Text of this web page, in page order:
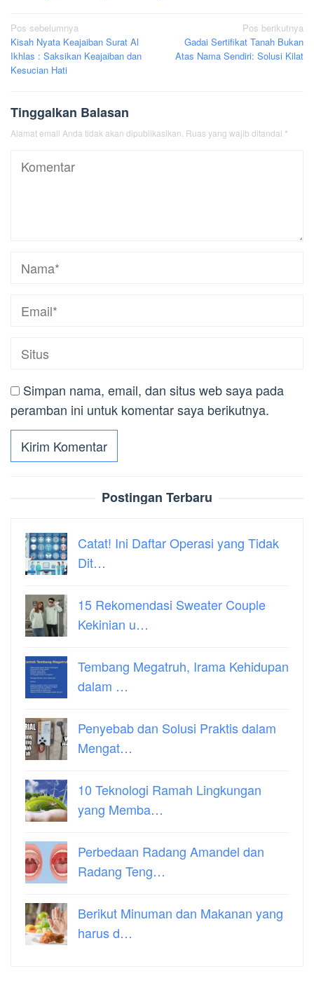
Navigasi
pos
Pos sebelumnya
Kisah Nyata Keajaiban Surat Al
Ikhlas : Saksikan Keajaiban dan
Kesucian Hati
Pos berikutnya
Gadai Sertifikat Tanah Bukan
Atas Nama Sendiri: Solusi Kilat
Tinggalkan Balasan
Alamat email Anda tidak akan dipublikasikan. Ruas yang wajib ditandai *
Simpan nama, email, dan situs web saya pada
peramban ini untuk komentar saya berikutnya.
Postingan Terbaru
Catat! Ini Daftar Operasi yang Tidak
Dit…
15 Rekomendasi Sweater Couple
Kekinian u…
Tembang Megatruh, Irama Kehidupan
dalam …
Penyebab dan Solusi Praktis dalam
Mengat…
10 Teknologi Ramah Lingkungan
yang Memba…
Perbedaan Radang Amandel dan
Radang Teng…
Berikut Minuman dan Makanan yang
harus d…